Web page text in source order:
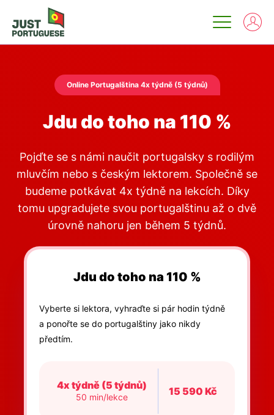
Online Portugalština 4x týdně (5 týdnů)
Jdu do toho na 110 %
Pojďte se s námi naučit portugalsky s rodilým
mluvčím nebo s českým lektorem. Společně se
budeme potkávat 4x týdně na lekcích. Díky
tomu upgradujete svou portugalštinu až o dvě
úrovně nahoru jen během 5 týdnů.
Jdu do toho na 110 %
Vyberte si lektora, vyhraďte si pár hodin týdně
a ponořte se do portugalštiny jako nikdy
předtím.
4x týdně (5 týdnů)
50 min/lekce 15 590 Kč